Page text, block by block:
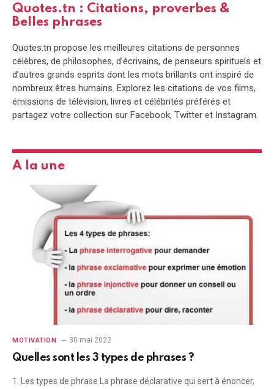
Quotes.tn : Citations, proverbes &
Belles phrases
Quotes.tn propose les meilleures citations de personnes
célèbres, de philosophes, d’écrivains, de penseurs spirituels et
d’autres grands esprits dont les mots brillants ont inspiré de
nombreux êtres humains. Explorez les citations de vos films,
émissions de télévision, livres et célébrités préférés et
partagez votre collection sur Facebook, Twitter et Instagram.
A la une
MOTIVATION 30 mai 2022
Quelles sont les 3 types de phrases ?
1. Les types de phrase La phrase déclarative qui sert à énoncer,